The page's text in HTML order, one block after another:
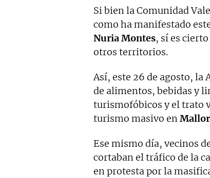
Si bien la Comunidad
como ha manifestado
Nuria Montes, sí es
otros territorios.
Así, este 26 de agosto, la
de alimentos, bebidas y
turismofóbicos y el trato
turismo masivo en
Ese mismo día, vecinos
cortaban el tráfico de la
en protesta por la